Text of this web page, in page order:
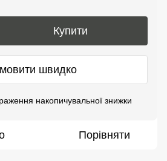
Купити
швидко
накопичувальної знижки
Порівняти